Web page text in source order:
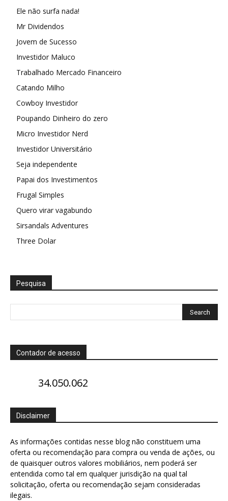
Ele não surfa nada!
Mr Dividendos
Jovem de Sucesso
Investidor Maluco
Trabalhado Mercado Financeiro
Catando Milho
Cowboy Investidor
Poupando Dinheiro do zero
Micro Investidor Nerd
Investidor Universitário
Seja independente
Papai dos Investimentos
Frugal Simples
Quero virar vagabundo
Sirsandals Adventures
Three Dolar
Pesquisa
Contador de acesso
34.050.062
Disclaimer
As informações contidas nesse blog não constituem uma
oferta ou recomendação para compra ou venda de ações, ou
de quaisquer outros valores mobiliários, nem poderá ser
entendida como tal em qualquer jurisdição na qual tal
solicitação, oferta ou recomendação sejam consideradas
ilegais.